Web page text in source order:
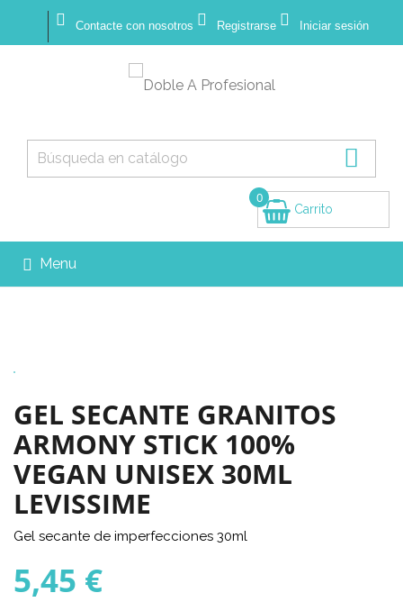
 Contacte con nosotros  Registrarse  Iniciar sesión

Carrito
0
 Menu
GEL SECANTE GRANITOS
ARMONY STICK 100%
VEGAN UNISEX 30ML
LEVISSIME
Gel secante de imperfecciones 30ml
5,45 €